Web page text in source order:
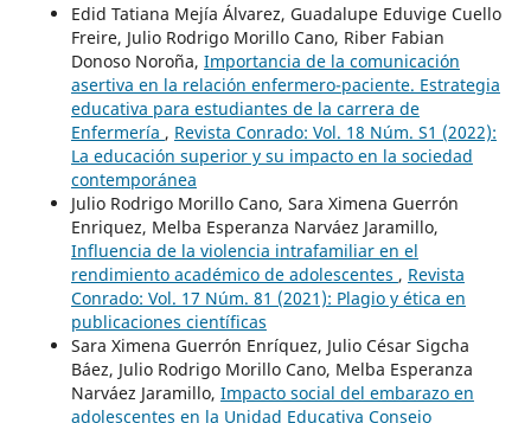
Edid Tatiana Mejía Álvarez, Guadalupe Eduvige Cuello
Freire, Julio Rodrigo Morillo Cano, Riber Fabian
Donoso Noroña, Importancia de la comunicación
asertiva en la relación enfermero-paciente. Estrategia
educativa para estudiantes de la carrera de
Enfermería , Revista Conrado: Vol. 18 Núm. S1 (2022):
La educación superior y su impacto en la sociedad
contemporánea
Julio Rodrigo Morillo Cano, Sara Ximena Guerrón
Enriquez, Melba Esperanza Narváez Jaramillo,
Influencia de la violencia intrafamiliar en el
rendimiento académico de adolescentes , Revista
Conrado: Vol. 17 Núm. 81 (2021): Plagio y ética en
publicaciones científicas
Sara Ximena Guerrón Enríquez, Julio César Sigcha
Báez, Julio Rodrigo Morillo Cano, Melba Esperanza
Narváez Jaramillo, Impacto social del embarazo en
adolescentes en la Unidad Educativa Consejo